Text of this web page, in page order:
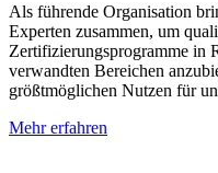
Als führende Organisation
Experten zusammen, um
Zertifizierungsprogramme in
verwandten Bereichen
größtmöglichen Nutzen für
Mehr erfahren